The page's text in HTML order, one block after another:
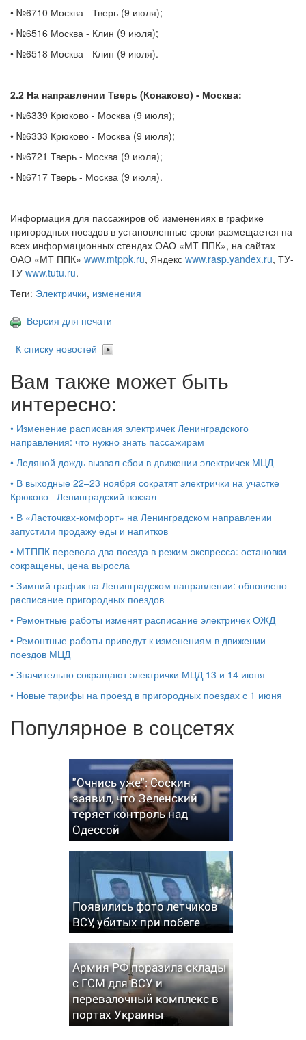
• №6710 Москва - Тверь (9 июля);
• №6516 Москва - Клин (9 июля);
• №6518 Москва - Клин (9 июля).
2.2 На направлении Тверь (Конаково) - Москва:
• №6339 Крюково - Москва (9 июля);
• №6333 Крюково - Москва (9 июля);
• №6721 Тверь - Москва (9 июля);
• №6717 Тверь - Москва (9 июля).
Информация для пассажиров об изменениях в графике
пригородных поездов в установленные сроки размещается на
всех информационных стендах ОАО «МТ ППК», на сайтах
ОАО «МТ ППК» www.mtppk.ru, Яндекс www.rasp.yandex.ru, ТУ-
ТУ www.tutu.ru.
Теги: Электрички, изменения
Версия для печати
К списку новостей
Вам также может быть
интересно:
• Изменение расписания электричек Ленинградского
направления: что нужно знать пассажирам
• Ледяной дождь вызвал сбои в движении электричек МЦД
• В выходные 22–23 ноября сократят электрички на участке
Крюково – Ленинградский вокзал
• В «Ласточках‑комфорт» на Ленинградском направлении
запустили продажу еды и напитков
• МТППК перевела два поезда в режим экспресса: остановки
сокращены, цена выросла
• Зимний график на Ленинградском направлении: обновлено
расписание пригородных поездов
• Ремонтные работы изменят расписание электричек ОЖД
• Ремонтные работы приведут к изменениям в движении
поездов МЦД
• Значительно сокращают электрички МЦД 13 и 14 июня
• Новые тарифы на проезд в пригородных поездах с 1 июня
Популярное в соцсетях
"Очнись уже": Соскин
заявил, что Зеленский
теряет контроль над
Одессой
Появились фото летчиков
ВСУ, убитых при побеге
Армия РФ поразила склады
с ГСМ для ВСУ и
перевалочный комплекс в
портах Украины